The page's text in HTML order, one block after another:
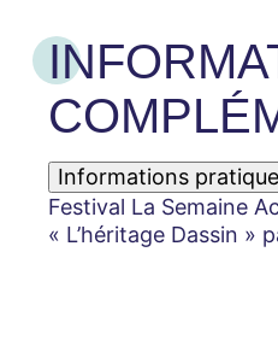
Informations
Festival La Semaine
« L’héritage Dassin »